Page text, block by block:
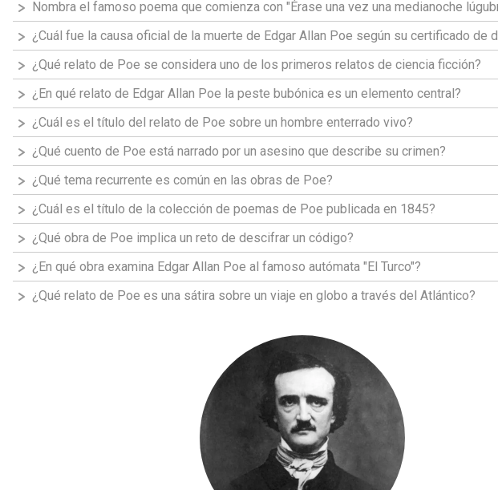
Nombra el famoso poema que comienza con "Érase una vez una medianoche
¿Cuál fue la causa oficial de la muerte de Edgar Allan Poe según su certificado de
¿Qué relato de Poe se considera uno de los primeros relatos de ciencia ficción?
¿En qué relato de Edgar Allan Poe la peste bubónica es un elemento central?
¿Cuál es el título del relato de Poe sobre un hombre enterrado vivo?
¿Qué cuento de Poe está narrado por un asesino que describe su crimen?
¿Qué tema recurrente es común en las obras de Poe?
¿Cuál es el título de la colección de poemas de Poe publicada en 1845?
¿Qué obra de Poe implica un reto de descifrar un código?
¿En qué obra examina Edgar Allan Poe al famoso autómata "El Turco"?
¿Qué relato de Poe es una sátira sobre un viaje en globo a través del Atlántico?